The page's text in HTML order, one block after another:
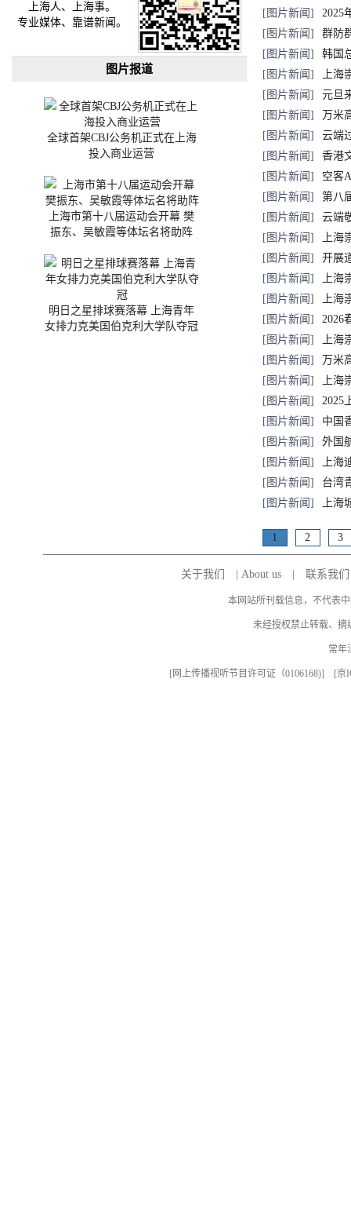
上海人、上海事。
专业媒体、靠谱新闻。
图片报道
全球首架CBJ公务机正式在上海
投入商业运营
上海市第十八届运动会开幕 樊
振东、吴敏霞等体坛名将助阵
明日之星排球赛落幕 上海青年
女排力克美国伯克利大学队夺冠
[图片新闻]
2025
[图片新闻]
群防
[图片新闻]
韩国
[图片新闻]
上海
[图片新闻]
元旦
跨区
[图片新闻]
万米
[图片新闻]
云端
[图片新闻]
香港
[图片新闻]
空客
[图片新闻]
第八
[图片新闻]
云端
[图片新闻]
上海
[图片新闻]
开展
[图片新闻]
上
[图片新闻]
上
[图片新闻]
2026
[图片新闻]
上海
[图片新闻]
万米
[图片新闻]
上海
[图片新闻]
2025
[图片新闻]
中国
[图片新闻]
外国
[图片新闻]
上
[图片新闻]
台湾
[图片新闻]
上海
1 2 3
关于我们 |About us |联系我们
本网站所刊载信息，不代表
未经授权禁止转载、摘
常年
[网上传播视听节目许可证（0106168)] [京